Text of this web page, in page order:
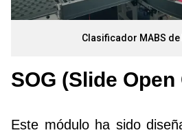
Clasificador MABS de
SOG (Slide Open
Este módulo ha sido